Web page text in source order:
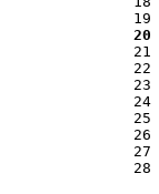
19
20
21
22
23
24
25
26
27
28